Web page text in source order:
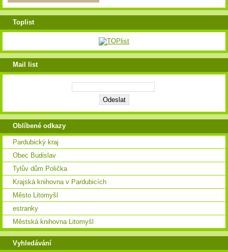
Toplist
Mail list
Oblíbené odkazy
Pardubický kraj
Obec Budislav
Tylův dům Polička
Krajská knihovna v Pardubicích
Město Litomyšl
estranky
Městská knihovna Litomyšl
Vyhledávání